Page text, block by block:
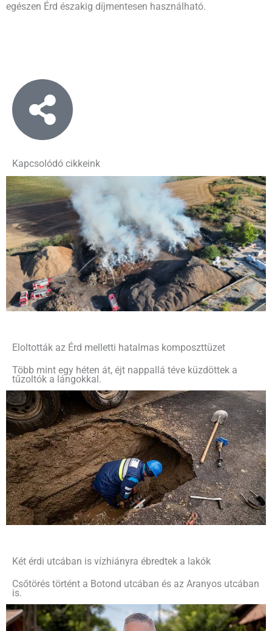
egészen Érd északig díjmentesen használható.
Kapcsolódó cikkeink
Eloltották az Érd melletti hatalmas komposzttüzet
Több mint egy héten át, éjt nappallá téve küzdöttek a
tűzoltók a lángokkal.
Két érdi utcában is vízhiányra ébredtek a lakók
Csőtörés történt a Botond utcában és az Aranyos utcában
is.